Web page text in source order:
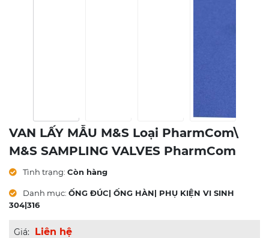
VAN LẤY MẪU M&S Loại PharmCom\
M&S SAMPLING VALVES PharmCom
Tình trạng: Còn hàng
Danh mục: ỐNG ĐÚC| ỐNG HÀN| PHỤ KIỆN VI SINH
304|316
Giá: Liên hệ